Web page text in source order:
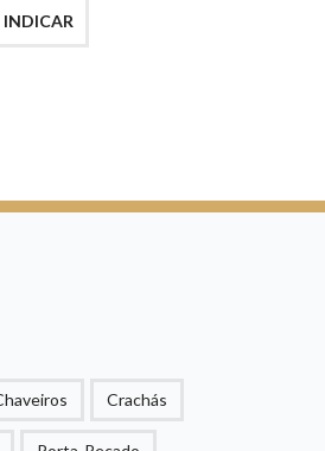
INDICAR
Crachás